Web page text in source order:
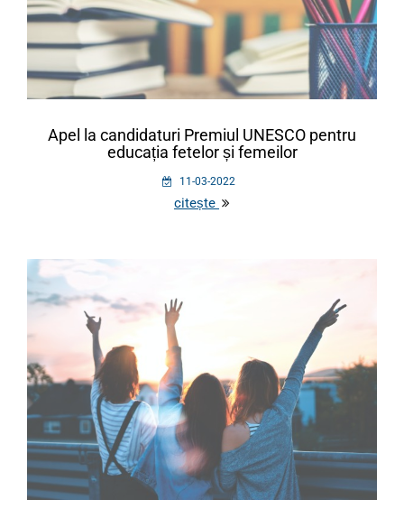
Apel la candidaturi Premiul UNESCO pentru
educația fetelor și femeilor
11-03-2022
citește